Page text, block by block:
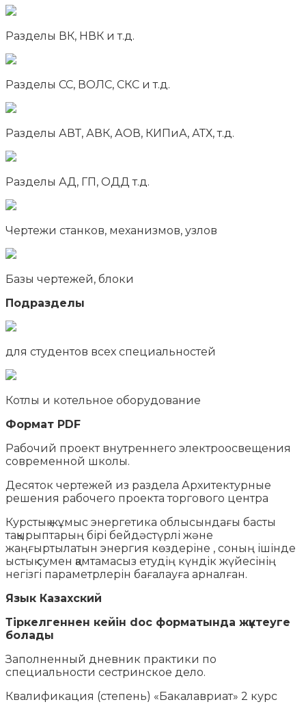
Разделы ВК, НВК и т.д.
Разделы СС, ВОЛС, СКС и т.д.
Разделы АВТ, АВК, АОВ, КИПиА, АТХ, т.д.
Разделы АД, ГП, ОДД т.д.
Чертежи станков, механизмов, узлов
Базы чертежей, блоки
Подразделы
для студентов всех специальностей
Котлы и котельное оборудование
Формат PDF
Рабочий проект внутреннего электроосвещения
современной школы.
Десяток чертежей из раздела Архитектурные
решения рабочего проекта торгового центра
Курстық жұмыс энергетика облысындағы басты
тақырыптарың бірі бейдәстүрлі және
жаңғыртылатын энергия көздеріне , соның ішінде
ыстық сумен қамтамасыз етудің күндік жүйесінің
негізгі параметрлерін бағалауға арналған.
Язык Казахский
Тіркелгеннен кейін doc форматында жүктеуге
болады
Заполненный дневник практики по
специальности сестринское дело.
Квалификация (степень) «Бакалавриат» 2 курс